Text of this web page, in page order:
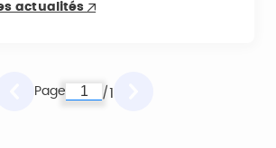
actualités
Page / 1